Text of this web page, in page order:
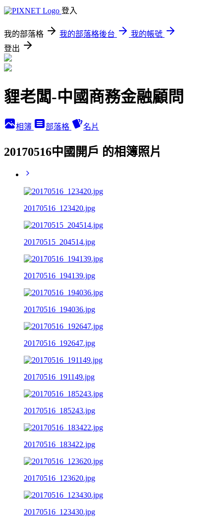
登入
我的部落格 我的部落格後台
我的帳號
登出
貍老闆-中國商務金融顧問
相簿 部落格 名片
20170516中國開戶 的相簿照片
20170516_123420.jpg
20170515_204514.jpg
20170516_194139.jpg
20170516_194036.jpg
20170516_192647.jpg
20170516_191149.jpg
20170516_185243.jpg
20170516_183422.jpg
20170516_123620.jpg
20170516_123430.jpg